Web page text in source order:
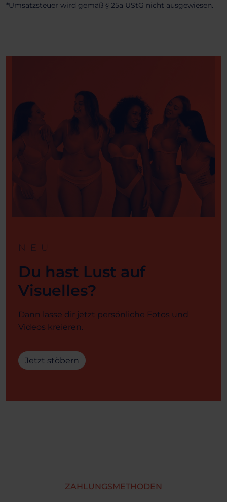
*Umsatzsteuer wird gemäß § 25a UStG nicht ausgewiesen.
NEU
Du hast Lust auf
Visuelles?
Dann lasse dir jetzt persönliche Fotos und
Videos kreieren.
Jetzt stöbern
ZAHLUNGSMETHODEN